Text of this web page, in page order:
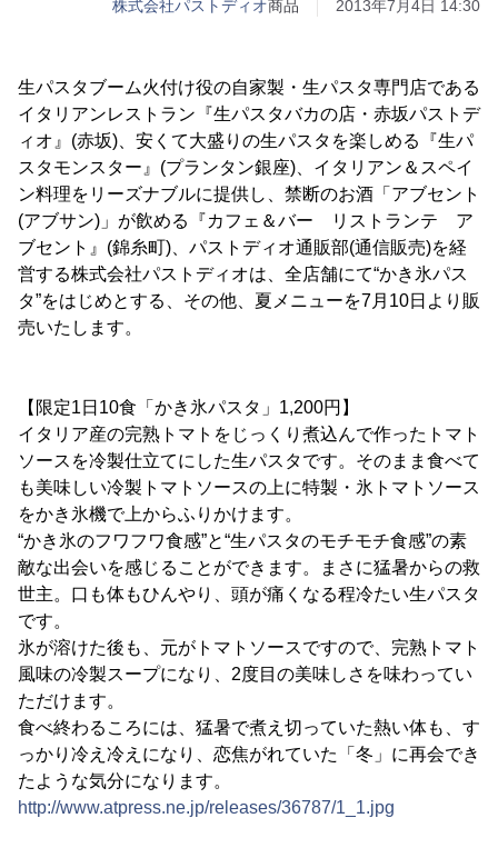
株式会社パストディオ商品 2013年7月4日 14:30
生パスタブーム火付け役の自家製・生パスタ専門店である
イタリアンレストラン『生パスタバカの店・赤坂パストデ
ィオ』(赤坂)、安くて大盛りの生パスタを楽しめる『生パ
スタモンスター』(プランタン銀座)、イタリアン＆スペイ
ン料理をリーズナブルに提供し、禁断のお酒「アブセント
(アブサン)」が飲める『カフェ＆バー リストランテ ア
ブセント』(錦糸町)、パストディオ通販部(通信販売)を経
営する株式会社パストディオは、全店舗にて“かき氷パス
タ”をはじめとする、その他、夏メニューを7月10日より販
売いたします。
【限定1日10食「かき氷パスタ」1,200円】
イタリア産の完熟トマトをじっくり煮込んで作ったトマト
ソースを冷製仕立てにした生パスタです。そのまま食べて
も美味しい冷製トマトソースの上に特製・氷トマトソース
をかき氷機で上からふりかけます。
“かき氷のフワフワ食感”と“生パスタのモチモチ食感”の素
敵な出会いを感じることができます。まさに猛暑からの救
世主。口も体もひんやり、頭が痛くなる程冷たい生パスタ
です。
氷が溶けた後も、元がトマトソースですので、完熟トマト
風味の冷製スープになり、2度目の美味しさを味わってい
ただけます。
食べ終わるころには、猛暑で煮え切っていた熱い体も、す
っかり冷え冷えになり、恋焦がれていた「冬」に再会でき
たような気分になります。
http://www.atpress.ne.jp/releases/36787/1_1.jpg